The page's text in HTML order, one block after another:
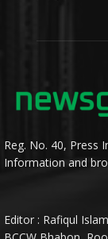
Reg. No. 40,
Information and
Editor : Rafiqul